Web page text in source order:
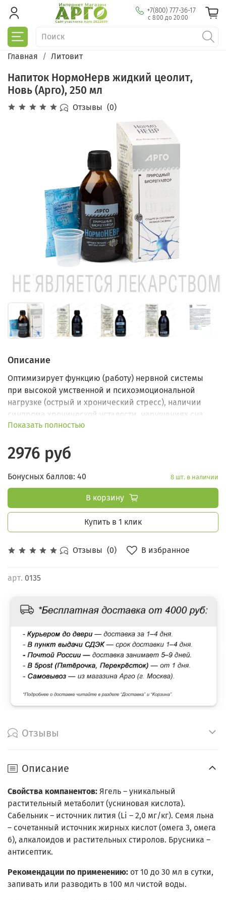
+7(800) 777-36-17
с 8:00 до 20:00
Главная Литовит
Напиток НормоНерв жидкий цеолит,
Новь (Арго), 250 мл
Отзывы (0)
Отзывы (0) В избранное
арт. 0135
Описание
Оптимизирует функцию (работу) нервной системы
при высокой умственной и психоэмоциональной
нагрузке (острый и хронический стресс), наличии
синдрома хронической усталости, нарушениях сна,
перепадах настроения.
Показать полностью
2976 руб
Бонусных баллов: 40 8 шт. в наличии
В корзину
Купить в 1 клик
Отзывы
Описание
Свойства компанентов: Ягель – уникальный
растительный метаболит (усниновая кислота).
Сабельник – источник лития (Li – 2,0 мг/кг). Семя льна
– сочетанный источник жирных кислот (омега 3, омега
6), алкалоидов и растительных стиролов. Брусника –
антисептик.
Рекомендации по применению: от 10 до 30 мл в сутки,
запивать или разводить в 100 мл чистой воды.